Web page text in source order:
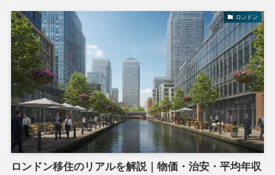
ロンドン
ロンドン移住のリアルを解説｜物価・治安・平均年収